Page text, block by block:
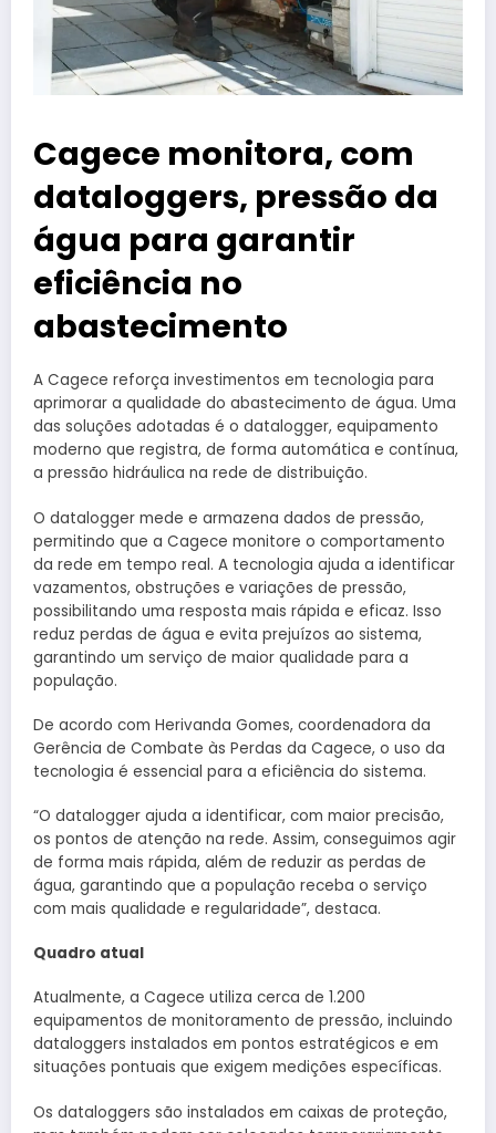
Cagece monitora, com
dataloggers, pressão da
água para garantir
eficiência no
abastecimento
A Cagece reforça investimentos em tecnologia para
aprimorar a qualidade do abastecimento de água. Uma
das soluções adotadas é o datalogger, equipamento
moderno que registra, de forma automática e contínua,
a pressão hidráulica na rede de distribuição.
O datalogger mede e armazena dados de pressão,
permitindo que a Cagece monitore o comportamento
da rede em tempo real. A tecnologia ajuda a identificar
vazamentos, obstruções e variações de pressão,
possibilitando uma resposta mais rápida e eficaz. Isso
reduz perdas de água e evita prejuízos ao sistema,
garantindo um serviço de maior qualidade para a
população.
De acordo com Herivanda Gomes, coordenadora da
Gerência de Combate às Perdas da Cagece, o uso da
tecnologia é essencial para a eficiência do sistema.
“O datalogger ajuda a identificar, com maior precisão,
os pontos de atenção na rede. Assim, conseguimos agir
de forma mais rápida, além de reduzir as perdas de
água, garantindo que a população receba o serviço
com mais qualidade e regularidade”, destaca.
Quadro atual
Atualmente, a Cagece utiliza cerca de 1.200
equipamentos de monitoramento de pressão, incluindo
dataloggers instalados em pontos estratégicos e em
situações pontuais que exigem medições específicas.
Os dataloggers são instalados em caixas de proteção,